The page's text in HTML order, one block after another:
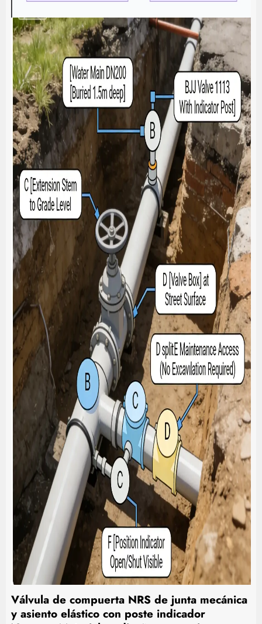
Válvula de compuerta NRS de junta mecánica
y asiento elástico con poste indicador